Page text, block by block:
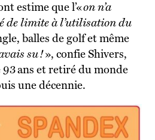
estime que l’«on n’a
de limite à l’utilisation du
balles de golf et même
su !», confie Shivers,
ans et retiré du monde
une décennie.